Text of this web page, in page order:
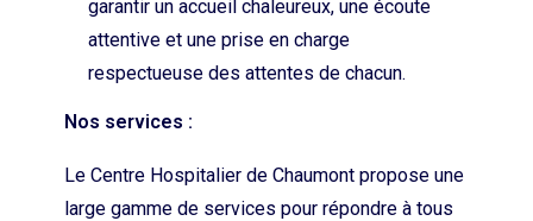
garantir un accueil chaleureux, une écoute
attentive et une prise en charge
respectueuse des attentes de chacun.
Nos services :
Le Centre Hospitalier de Chaumont propose une
large gamme de services pour répondre à tous